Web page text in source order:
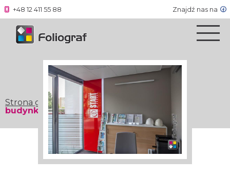
+48 12 411 55 88 Znajdź nas na
Strona główna
Oznakowanie wewnętrzne
budynków i biur